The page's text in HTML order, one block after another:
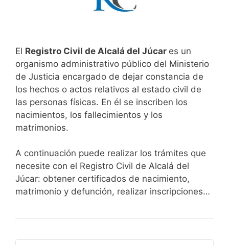
El Registro Civil de Alcalá del Júcar es un
organismo administrativo público del Ministerio
de Justicia encargado de dejar constancia de
los hechos o actos relativos al estado civil de
las personas físicas. En él se inscriben los
nacimientos, los fallecimientos y los
matrimonios.
A continuación puede realizar los trámites que
necesite con el Registro Civil de Alcalá del
Júcar: obtener certificados de nacimiento,
matrimonio y defunción, realizar inscripciones…